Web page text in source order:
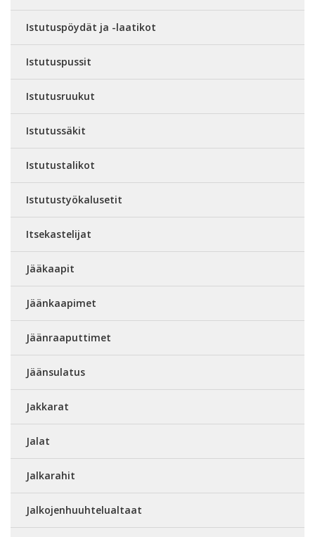
Istutuspöydät ja -laatikot
Istutuspussit
Istutusruukut
Istutussäkit
Istutustalikot
Istutustyökalusetit
Itsekastelijat
Jääkaapit
Jäänkaapimet
Jäänraaputtimet
Jäänsulatus
Jakkarat
Jalat
Jalkarahit
Jalkojenhuuhtelualtaat